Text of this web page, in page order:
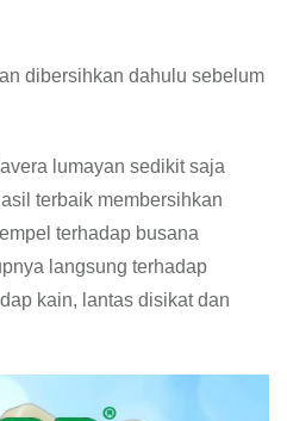
dibersihkan dahulu sebelum
lumayan sedikit saja
terbaik membersihkan
terhadap busana
langsung terhadap
kain, lantas disikat dan